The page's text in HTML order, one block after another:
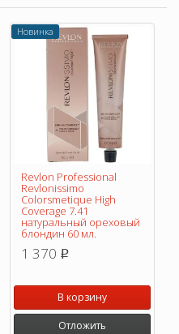
Новинка
Revlon Professional
Revlonissimo
Colorsmetique High
Coverage 7.41
натуральный ореховый
блондин 60 мл.
1 370 p
В корзину
Отложить